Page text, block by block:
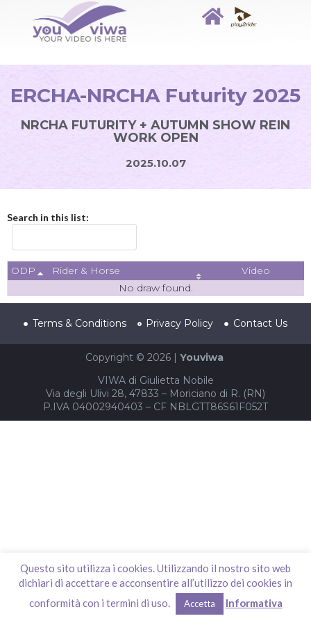
ERCHA-NRCHA Futurity 2025
NRCHA FUTURITY + AUTUMN SHOW REIN
WORK OPEN
2025.10.07
Search in this list:
ODP Rider & Horse
Video
No draw found.
Terms & Conditions Privacy Policy Contact Us
Copyright © 2026 | Youviwa
VIWA di Giulietta Nobile
Via degli Ulivi 28, 47833 – Moriciano di R. (RN)
P.IVA 04002940403 – CF NBLGTT86S61F052T
Questo sito utilizza i cookies. Utilizzando il nostro sito web
dichiari di accettare e acconsentire all’utilizzo dei cookies in
conformità con i termini di uso.
Accetta Informativa